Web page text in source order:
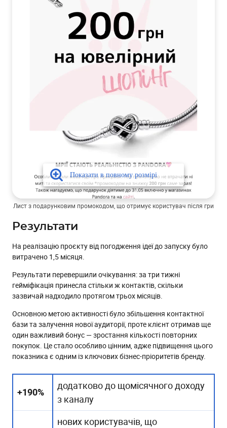
Лист з подарунковим промокодом, що отримує користувач після гри
Результати
На реалізацію проєкту від погодження ідеї до запуску було
витрачено 1,5 місяця.
Результати перевершили очікування: за три тижні
гейміфікація принесла стільки ж контактів, скільки
зазвичай надходило протягом трьох місяців.
Основною метою активності було збільшення контактної
бази та залучення нової аудиторії, проте клієнт отримав ще
один важливий бонус — зростання кількості повторних
покупок. Це стало особливо цінним, адже підвищення цього
показника є одним із ключових бізнес-пріоритетів бренду.
+190%
додатково до щомісячного доходу
з каналу
нових користувачів, що